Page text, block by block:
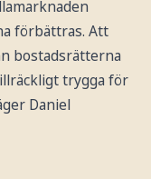
förbättras. Att
bostadsrätterna
trygga för
Daniel